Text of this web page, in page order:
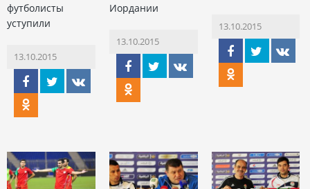
футболисты
уступили
13.10.2015
Иордании
13.10.2015
13.10.2015